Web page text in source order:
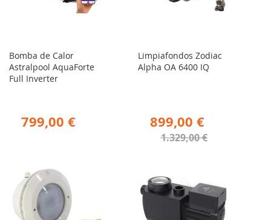
Bomba de Calor
Astralpool AquaForte
Full Inverter
799,00 €
Limpiafondos Zodiac
Alpha OA 6400 IQ
899,00 €
1.329,00 €